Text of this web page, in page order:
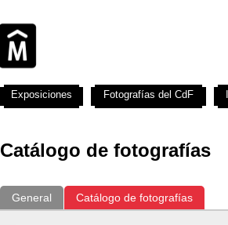
Catálogo de fotografías
General Catálogo de fotografías
Exposiciones Fotografías del CdF